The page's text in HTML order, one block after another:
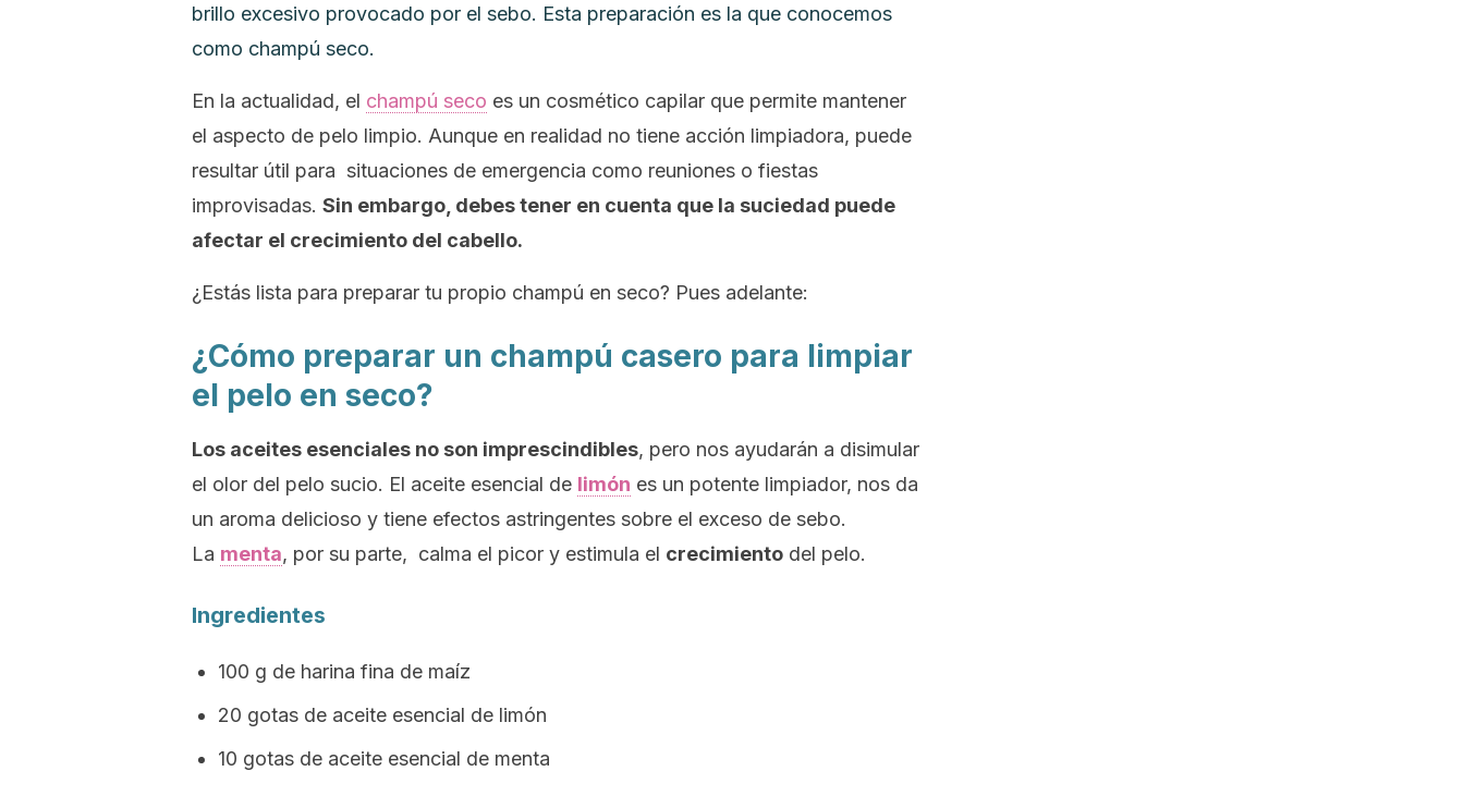
brillo excesivo provocado por el sebo. Esta preparación es la que conocemos
como champú seco.
En la actualidad, el champú seco es un cosmético capilar que permite mantener
el aspecto de pelo limpio. Aunque en realidad no tiene acción limpiadora, puede
resultar útil para situaciones de emergencia como reuniones o fiestas
improvisadas. Sin embargo, debes tener en cuenta que la suciedad puede
afectar el crecimiento del cabello.
¿Estás lista para preparar tu propio champú en seco? Pues adelante:
¿Cómo preparar un champú casero para limpiar
el pelo en seco?
Los aceites esenciales no son imprescindibles, pero nos ayudarán a disimular
el olor del pelo sucio. El aceite esencial de limón es un potente limpiador, nos da
un aroma delicioso y tiene efectos astringentes sobre el exceso de sebo.
La menta, por su parte, calma el picor y estimula el crecimiento del pelo.
Ingredientes
100 g de harina fina de maíz
20 gotas de aceite esencial de limón
10 gotas de aceite esencial de menta